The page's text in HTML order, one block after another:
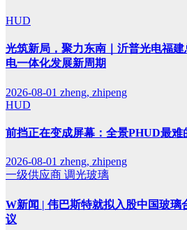
HUD
光筑新局，聚力东南｜沂普光电福
电一体化发展新周期
2026-08-01 zheng, zhipeng
HUD
前挡正在变成屏幕：全景PHUD最难
2026-08-01 zheng, zhipeng
一级供应商 调光玻璃
W新闻 | 伟巴斯特就拟入股中国玻璃
议